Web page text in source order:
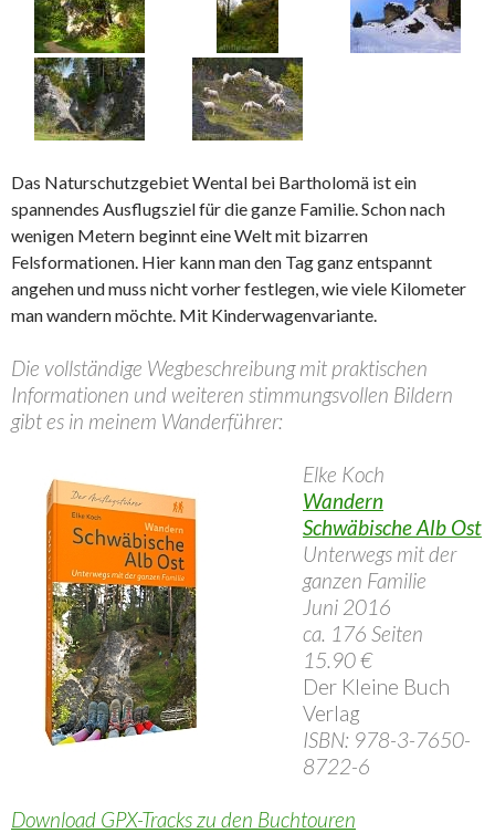
Das Naturschutzgebiet Wental bei Bartholomä ist ein
spannendes Ausflugsziel für die ganze Familie. Schon nach
wenigen Metern beginnt eine Welt mit bizarren
Felsformationen. Hier kann man den Tag ganz entspannt
angehen und muss nicht vorher festlegen, wie viele Kilometer
man wandern möchte. Mit Kinderwagenvariante.
Die vollständige Wegbeschreibung mit praktischen
Informationen und weiteren stimmungsvollen Bildern
gibt es in meinem Wanderführer:
Elke Koch
Wandern
Schwäbische Alb Ost
Unterwegs mit der
ganzen Familie
Juni 2016
ca. 176 Seiten
15.90 €
Der Kleine Buch
Verlag
ISBN: 978-3-7650-
8722-6
Download GPX-Tracks zu den Buchtouren